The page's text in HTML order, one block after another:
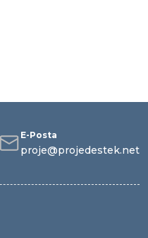
E-Posta
proje@projedestek.net